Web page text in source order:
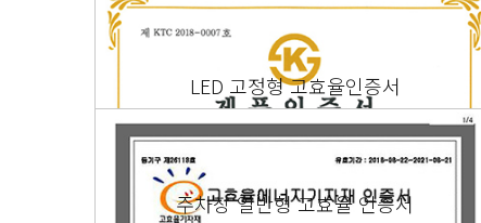
LED 고정형 고효율인증서
주차장 일반형 고효율 인증서